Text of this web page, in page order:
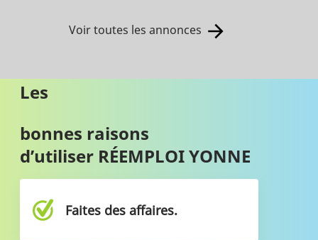
Voir toutes les annonces
Les
bonnes raisons
d’utiliser RÉEMPLOI YONNE
Faites des affaires.